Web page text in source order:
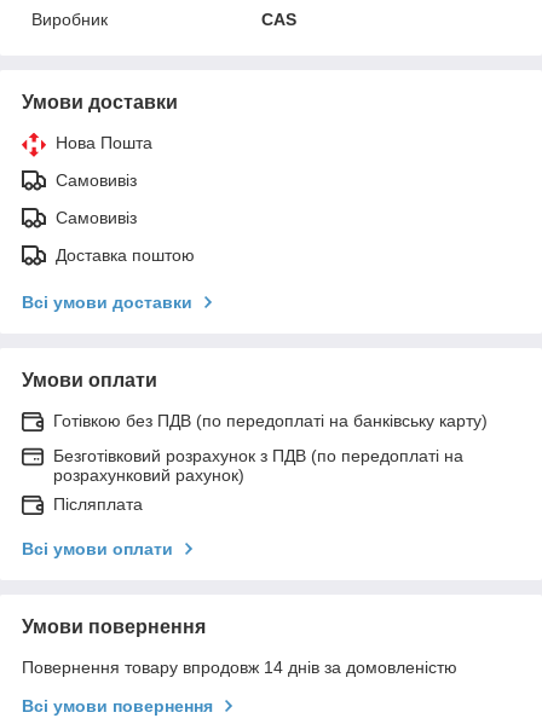
Виробник
CAS
Умови доставки
Нова Пошта
Самовивіз
Самовивіз
Доставка поштою
Всі умови доставки
Умови оплати
Готівкою без ПДВ (по передоплаті на банківську карту)
Безготівковий розрахунок з ПДВ (по передоплаті на
розрахунковий рахунок)
Післяплата
Всі умови оплати
Умови повернення
Повернення товару впродовж 14 днів за домовленістю
Всі умови повернення